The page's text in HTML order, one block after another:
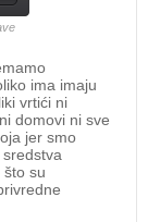
ima imaju
vrtići ni
domovi ni sve
jer smo
su